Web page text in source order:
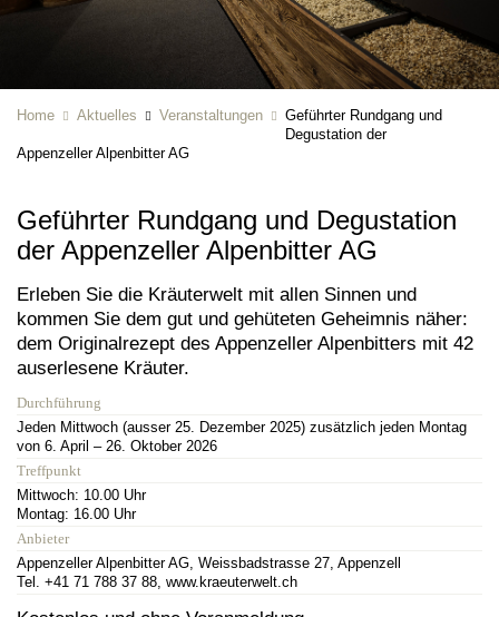
Home Aktuelles Veranstaltungen
Geführter Rundgang und
Degustation der
Appenzeller Alpenbitter AG
Geführter Rundgang und Degustation
der Appenzeller Alpenbitter AG
Erleben Sie die Kräuterwelt mit allen Sinnen und
kommen Sie dem gut und gehüteten Geheimnis näher:
dem Originalrezept des Appenzeller Alpenbitters mit 42
auserlesene Kräuter.
Durchführung
Jeden Mittwoch (ausser 25. Dezember 2025) zusätzlich jeden Montag
von 6. April – 26. Oktober 2026
Treffpunkt
Mittwoch: 10.00 Uhr
Montag: 16.00 Uhr
Anbieter
Appenzeller Alpenbitter AG, Weissbadstrasse 27, Appenzell
Tel. +41 71 788 37 88, www.kraeuterwelt.ch